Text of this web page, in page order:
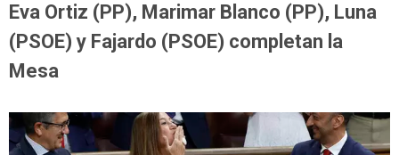
Eva Ortiz (PP), Marimar Blanco (PP), Luna
(PSOE) y Fajardo (PSOE) completan la
Mesa